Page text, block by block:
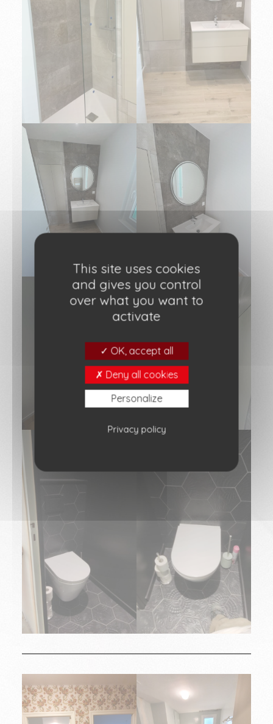
This site uses cookies
and gives you control
over what you want to
activate
OK, accept all
Deny all cookies
Personalize
Privacy policy